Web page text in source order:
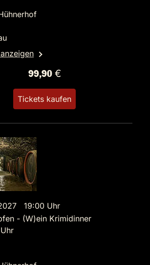
99,90 €
Tickets kaufen
19:00 Uhr
- (W)ein Krimidinner